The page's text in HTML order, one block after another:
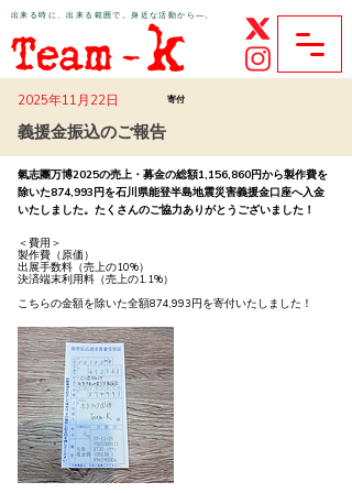
ボランティア団体Team-K公式サイト
​出来る時に、出来る範囲で。身近な活動から―。
義援金振込のご報告
2025年11月22日 寄付
氣志團万博2025の売上・募金の総額1,156,860円から製作費を
除いた874,993円を石川県能登半島地震災害義援金口座へ入金
いたしました。たくさんのご協力ありがとうございました！
＜費用＞
製作費（原価）
出展手数料（売上の10%）
決済端末利用料（売上の1.1%）
こちらの金額を除いた全額874,993円を寄付いたしました！